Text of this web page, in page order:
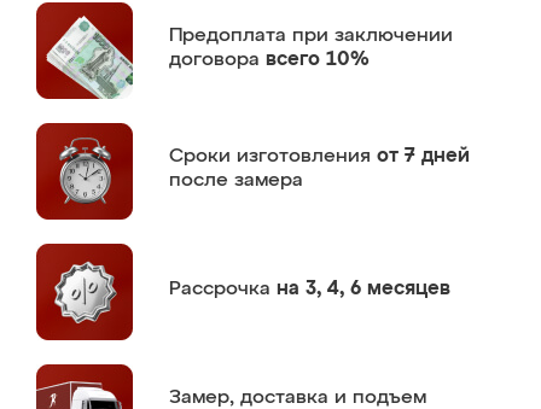
Предоплата при заключении
договора всего 10%
Сроки изготовления от 7 дней
после замера
Рассрочка на 3, 4, 6 месяцев
Замер, доставка и подъем